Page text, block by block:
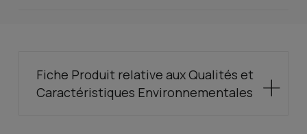
Fiche Produit relative aux Qualités et
Caractéristiques Environnementales